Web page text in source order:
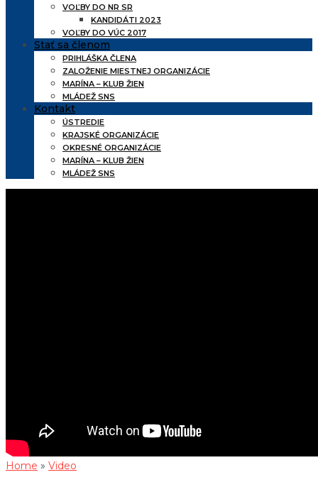
VOĽBY DO NR SR
KANDIDÁTI 2023
VOĽBY DO VÚC 2017
Stať sa členom
PRIHLÁŠKA ČLENA
ZALOŽENIE MIESTNEJ ORGANIZÁCIE
MARÍNA – KLUB ŽIEN
MLÁDEŽ SNS
Kontakt
ÚSTREDIE
KRAJSKÉ ORGANIZÁCIE
OKRESNÉ ORGANIZÁCIE
MARÍNA – KLUB ŽIEN
MLÁDEŽ SNS
Home » Video